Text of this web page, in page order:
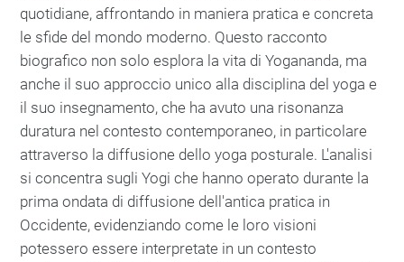
quotidiane, affrontando in maniera pratica e concreta
le sfide del mondo moderno. Questo racconto
biografico non solo esplora la vita di Yogananda, ma
anche il suo approccio unico alla disciplina del yoga e
il suo insegnamento, che ha avuto una risonanza
duratura nel contesto contemporaneo, in particolare
attraverso la diffusione dello yoga posturale. L'analisi
si concentra sugli Yogi che hanno operato durante la
prima ondata di diffusione dell'antica pratica in
Occidente, evidenziando come le loro visioni
potessero essere interpretate in un contesto